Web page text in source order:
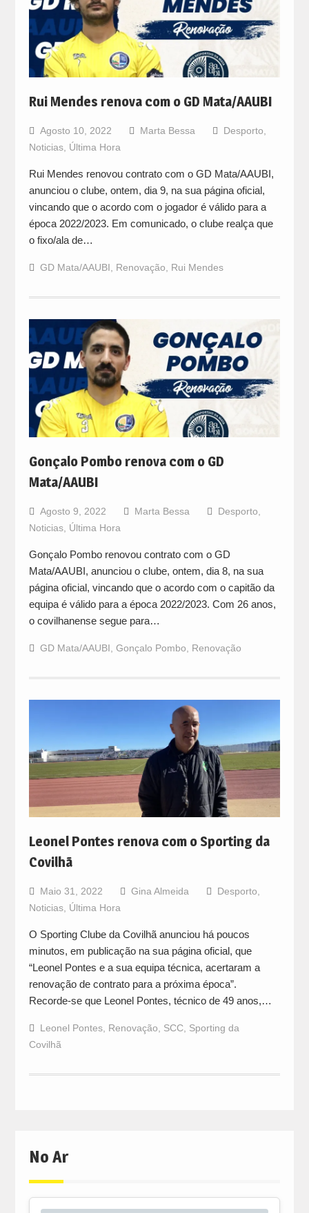
Rui Mendes renova com o GD Mata/AAUBI
Agosto 10, 2022 Marta Bessa Desporto,
Noticias, Última Hora
Rui Mendes renovou contrato com o GD Mata/AAUBI,
anunciou o clube, ontem, dia 9, na sua página oficial,
vincando que o acordo com o jogador é válido para a
época 2022/2023. Em comunicado, o clube realça que
o fixo/ala de…
GD Mata/AAUBI, Renovação, Rui Mendes
Gonçalo Pombo renova com o GD
Mata/AAUBI
Agosto 9, 2022 Marta Bessa Desporto
Noticias, Última Hora
Gonçalo Pombo renovou contrato com o GD
Mata/AAUBI, anunciou o clube, ontem, dia 8, na sua
página oficial, vincando que o acordo com o capitão da
equipa é válido para a época 2022/2023. Com 26 anos,
o covilhanense segue para…
GD Mata/AAUBI Gonçalo Pombo Renovação
Leonel Pontes renova com o Sporting da
Covilhã
Maio 31, 2022 Gina Almeida Desporto
Noticias, Última Hora
O Sporting Clube da Covilhã anunciou há poucos
minutos, em publicação na sua página oficial, que
“Leonel Pontes e a sua equipa técnica, acertaram a
renovação de contrato para a próxima época”.
Recorde-se que Leonel Pontes, técnico de 49 anos,…
Leonel Pontes, Renovação SCC, Sporting da
Covilhã
No Ar